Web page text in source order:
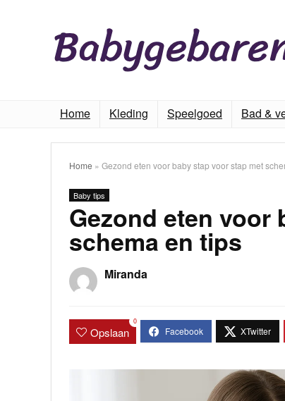
Home Kleding Speelgoed Bad &
Home » Gezond eten voor baby stap voor stap met
Baby tips
Gezond eten voor
schema en tips
Miranda
Opslaan
0